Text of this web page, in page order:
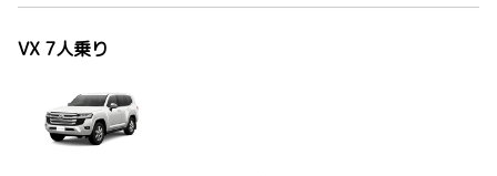
VX 7人乗り